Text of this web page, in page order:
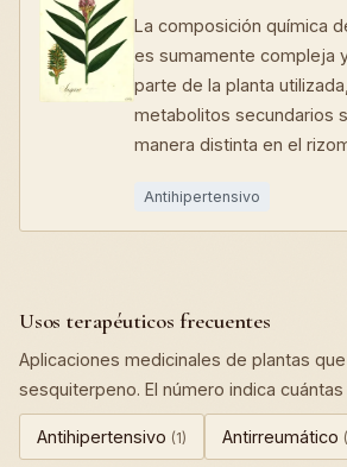
La composición química
es sumamente compleja
parte de la planta
metabolitos secundarios
manera distinta en el
Antihipertensivo
Usos terapéuticos frecuentes
Aplicaciones medicinales de plantas
sesquiterpeno. El número indica
Antihipertensivo (1) Antirreumático